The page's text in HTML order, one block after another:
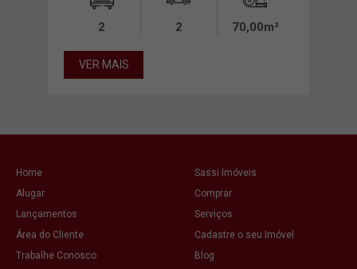
2 2 70,00m²
VER MAIS
Home
Sassi Imóveis
Alugar
Comprar
Lançamentos
Serviços
Área do Cliente
Cadastre o seu Imóvel
Trabalhe Conosco
Blog